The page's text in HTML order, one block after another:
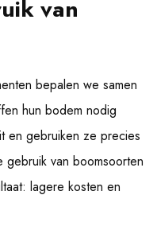
van
bepalen we samen
hun bodem nodig
en gebruiken ze precies
gebruik van boomsoorten
lagere kosten en